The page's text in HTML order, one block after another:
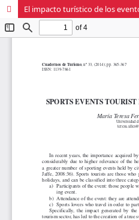
El impacto turístico de los